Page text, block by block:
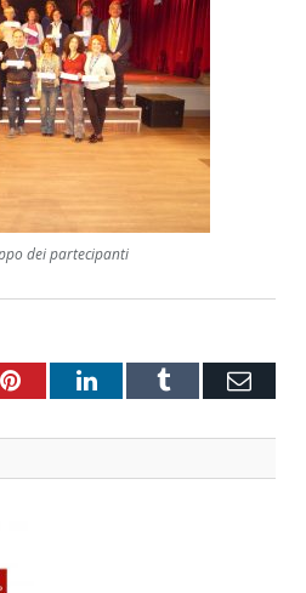
dei partecipanti
PinterestLinkedInTumblr